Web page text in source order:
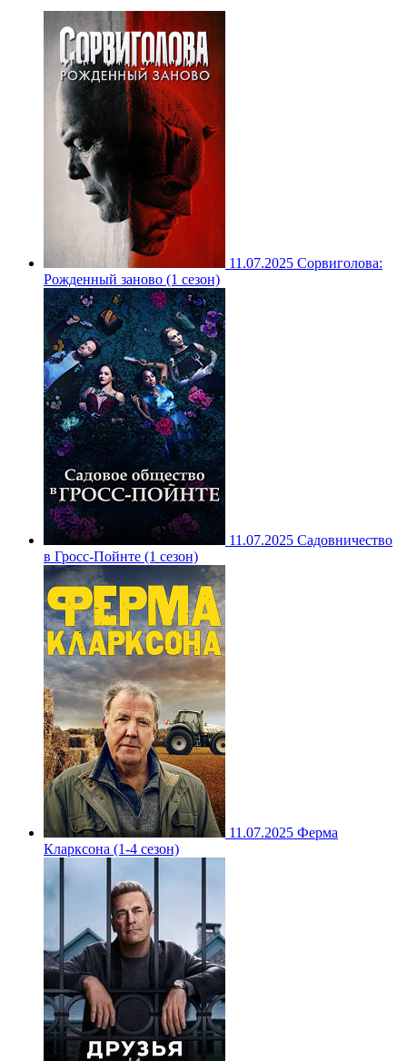
11.07.2025 Сорвиголова:
Рожденный заново (1 сезон)
11.07.2025 Садовничество
в Гросс-Пойнте (1 сезон)
11.07.2025 Ферма
Кларксона (1-4 сезон)